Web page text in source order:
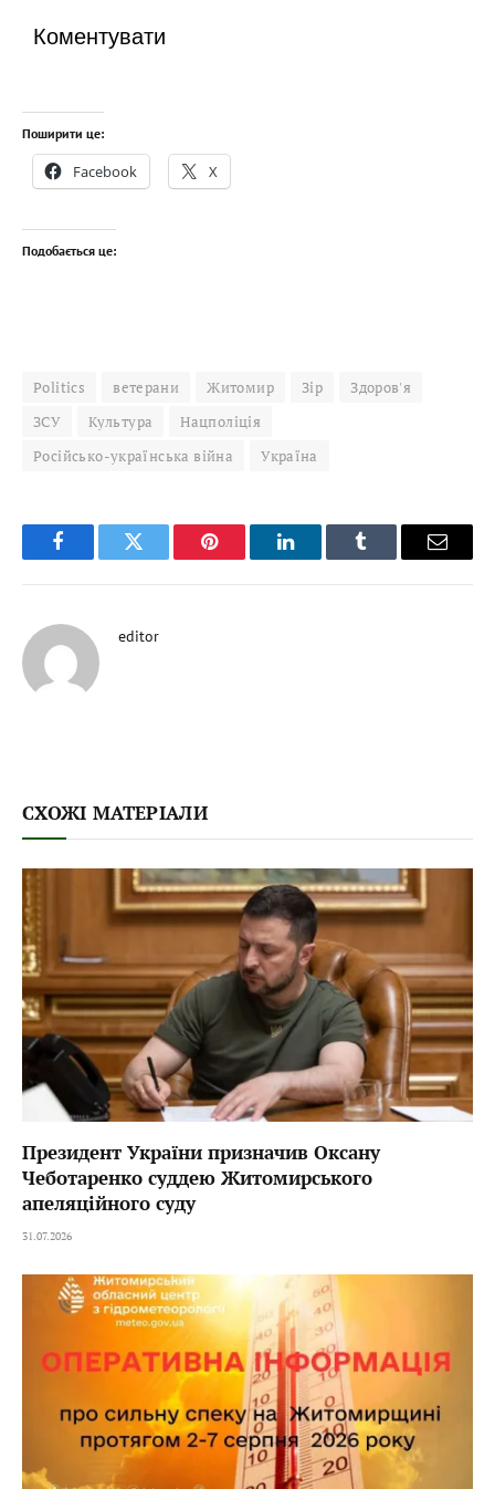
Коментувати
Поширити це:
Facebook X
Подобається це:
Politics ветерани Житомир Зір
Здоров'я
ЗСУ
Культура
Нацполіція
Російсько-українська війна
Україна
FacebookTwitter Pinterest LinkedInTumblr Email
editor
СХОЖІ МАТЕРІАЛИ
Президент України призначив Оксану
Чеботаренко суддею Житомирського
апеляційного суду
31.07.2026